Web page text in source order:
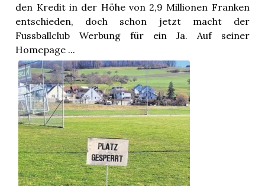
den Kredit in der Höhe von 2,9 Millionen Franken
entschieden, doch schon jetzt macht der
Fussballclub Werbung für ein Ja. Auf seiner
Homepage ...